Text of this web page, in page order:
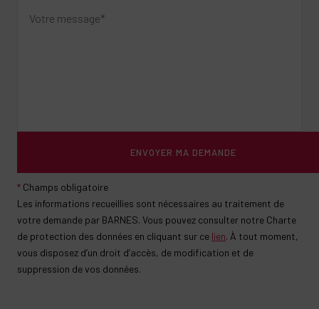
ENVOYER MA DEMANDE
* Champs obligatoire
Les informations recueillies sont nécessaires au traitement de
votre demande par BARNES. Vous pouvez consulter notre Charte
de protection des données en cliquant sur ce lien. À tout moment,
vous disposez d’un droit d’accès, de modification et de
suppression de vos données.